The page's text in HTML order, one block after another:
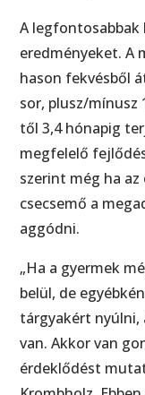
A
eredményeket. A
hason fekvésből
sor, plusz/mínusz
től 3,4 hónapig
megfelelő
szerint még ha
csecsemő a
aggódni.
„Ha a gyermek
belül, de
tárgyakért nyúlni,
van. Akkor van
érdeklődést